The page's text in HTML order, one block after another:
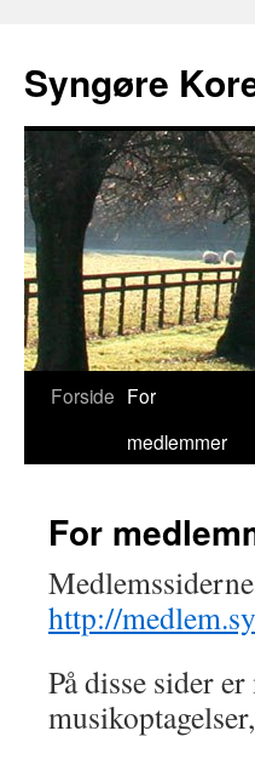
Syngøre
Forside For
medlemmer
For
http://
På disse sider